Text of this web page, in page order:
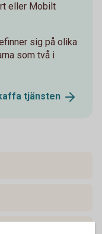
eller Mobilt
sig på olika
som två i
tjänsten